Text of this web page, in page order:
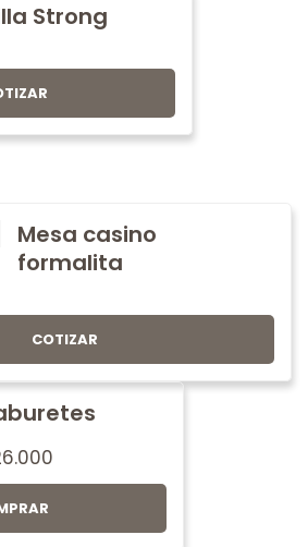
Strong
Mesa casino
formalita
COTIZAR